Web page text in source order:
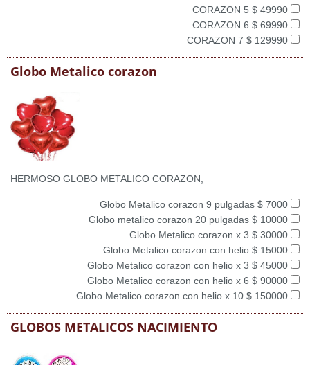
CORAZON 5 $ 49990
CORAZON 6 $ 69990
CORAZON 7 $ 129990
Globo Metalico corazon
HERMOSO GLOBO METALICO CORAZON,
Globo Metalico corazon 9 pulgadas $ 7000
Globo metalico corazon 20 pulgadas $ 10000
Globo Metalico corazon x 3 $ 30000
Globo Metalico corazon con helio $ 15000
Globo Metalico corazon con helio x 3 $ 45000
Globo Metalico corazon con helio x 6 $ 90000
Globo Metalico corazon con helio x 10 $ 150000
GLOBOS METALICOS NACIMIENTO